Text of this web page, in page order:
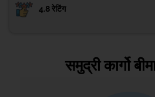
4.8 रेटिंग
समुद्री कार्गो